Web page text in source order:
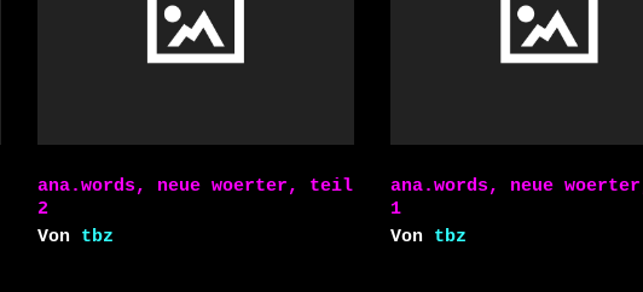
ana.words, neue woerter, teil
2
Von tbz
ana.words, neue
1
Von tbz